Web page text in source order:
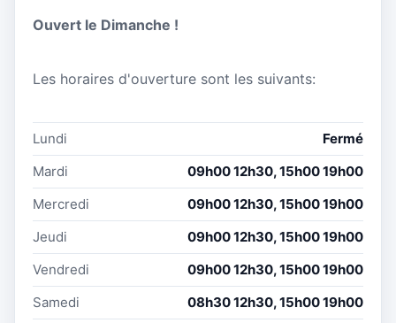
Ouvert le Dimanche !
Les horaires d'ouverture sont les suivants:
Lundi
Fermé
Mardi
09h00 12h30, 15h00 19h00
Mercredi
09h00 12h30, 15h00 19h00
Jeudi
09h00 12h30, 15h00 19h00
Vendredi
09h00 12h30, 15h00 19h00
Samedi
08h30 12h30, 15h00 19h00